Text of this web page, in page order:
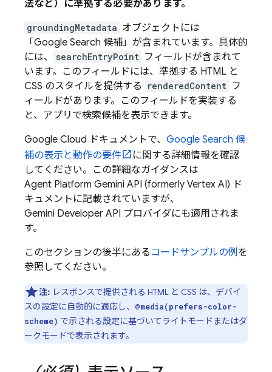
法など）に準拠する必要があります。
groundingMetadata オブジェクトには
「Google Search 候補」が含まれています。具体的
には、
searchEntryPoint フィールドが含まれて
います。このフィールドには、準拠する HTML と
CSS のスタイルを提供する
renderedContent フ
ィールドがあります。このフィールドを実装する
と、アプリで検索候補を表示できます。
Google Cloud ドキュメントで、 Google Search 候
補の表示と動作の要件
に関する詳細情報を確認
してください。この詳細なガイダンスは
Agent Platform Gemini API (formerly Vertex AI) ド
キュメントに記載されていますが、
Gemini Developer API プロバイダにも適用されま
す。
このセクションの後半にある コードサンプルの例 を
参照してください。
注: レスポンスで提供される HTML と CSS は、デバイ
スの設定に自動的に適応し、
@media(prefers-color-
scheme) で示される設定に基づいてライトモードまたはダ
ークモードで表示されます。